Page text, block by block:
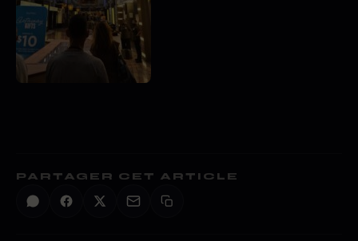
PARTAGER CET ARTICLE